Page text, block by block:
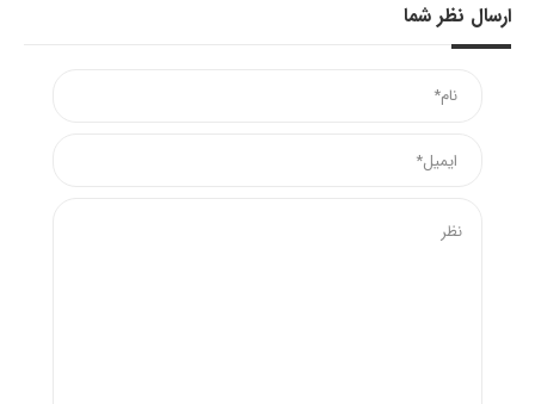
ارسال نظر شما